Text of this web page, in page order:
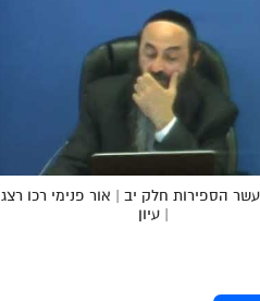
הספירות חלק יב | אור פנימי רכו רצג
| עיון